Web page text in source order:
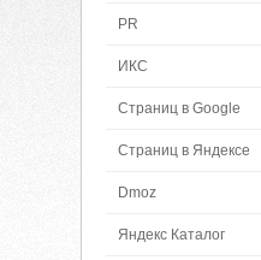
PR
ИКС
Страниц в Google
Страниц в Яндексе
Dmoz
Яндекс Каталог